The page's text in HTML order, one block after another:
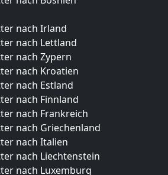
nach Irland
nach Lettland
nach Zypern
nach Kroatien
nach Estland
nach Finnland
nach Frankreich
nach Griechenland
nach Italien
nach Liechtenstein
nach Luxemburg